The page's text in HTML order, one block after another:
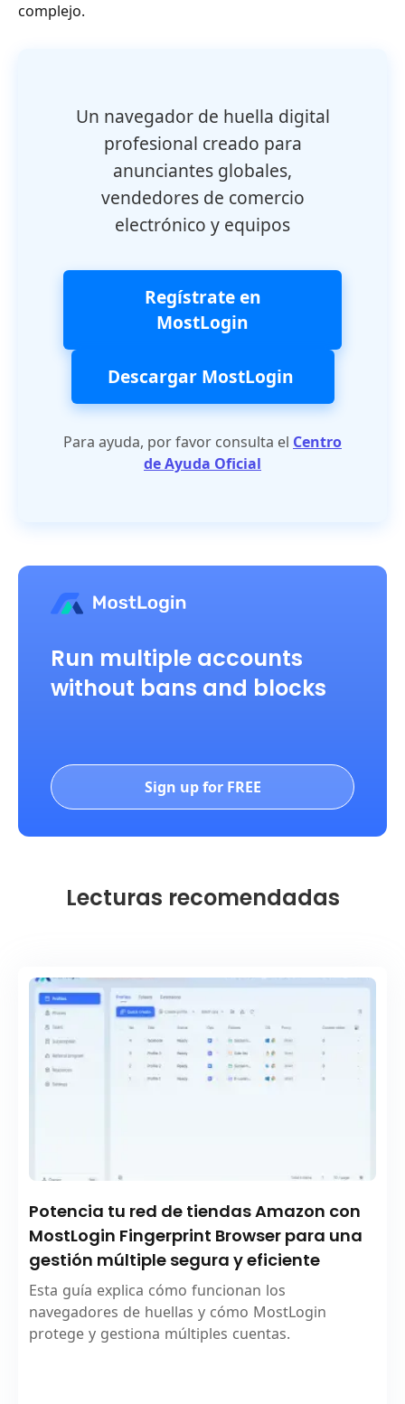
complejo.
Un navegador de huella digital
profesional creado para
anunciantes globales,
vendedores de comercio
electrónico y equipos
Regístrate en
MostLogin
Descargar MostLogin
Para ayuda, por favor consulta el Centro
de Ayuda Oficial
Run multiple accounts
without bans and blocks
Sign up for FREE
Lecturas recomendadas
Potencia tu red de tiendas Amazon con
MostLogin Fingerprint Browser para una
gestión múltiple segura y eficiente
Esta guía explica cómo funcionan los
navegadores de huellas y cómo MostLogin
protege y gestiona múltiples cuentas.